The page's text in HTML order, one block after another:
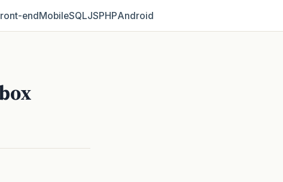
MobileSQLJSPHPAndroid